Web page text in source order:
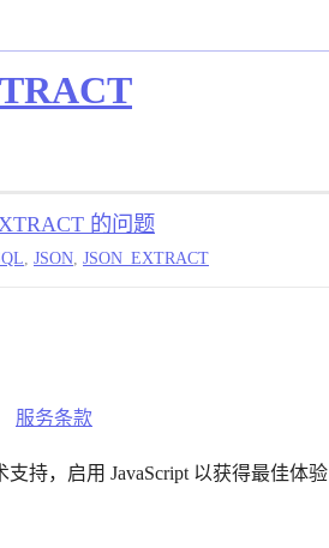
的问题
JSON JSON_EXTRACT
服务条款
支持，启用 JavaScript 以获得最佳体验